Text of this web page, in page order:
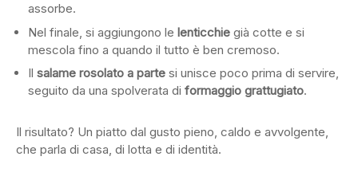
assorbe.
Nel finale, si aggiungono le lenticchie già cotte e si
mescola fino a quando il tutto è ben cremoso.
Il salame rosolato a parte si unisce poco prima di servire,
seguito da una spolverata di formaggio grattugiato.
Il risultato? Un piatto dal gusto pieno, caldo e avvolgente,
che parla di casa, di lotta e di identità.